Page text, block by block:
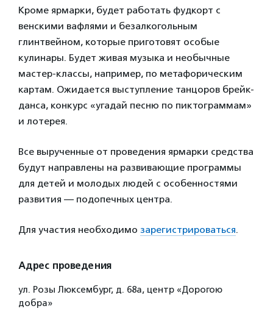
Кроме ярмарки, будет работать фудкорт с
венскими вафлями и безалкогольным
глинтвейном, которые приготовят особые
кулинары. Будет живая музыка и необычные
мастер-классы, например, по метафорическим
картам. Ожидается выступление танцоров брейк-
данса, конкурс «угадай песню по пиктограммам»
и лотерея.
Все вырученные от проведения ярмарки средства
будут направлены на развивающие программы
для детей и молодых людей с особенностями
развития — подопечных центра.
Для участия необходимо зарегистрироваться.
Адрес проведения
ул. Розы Люксембург, д. 68а, центр «Дорогою
добра»